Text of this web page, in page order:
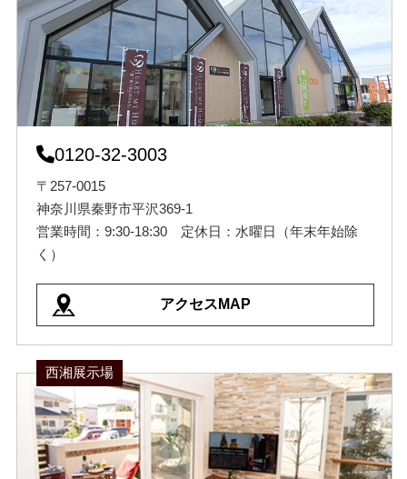
0120-32-3003
〒257-0015
神奈川県秦野市平沢369-1
営業時間：9:30-18:30 定休日：水曜日（年末年始除
く）
アクセスMAP
西湘展示場